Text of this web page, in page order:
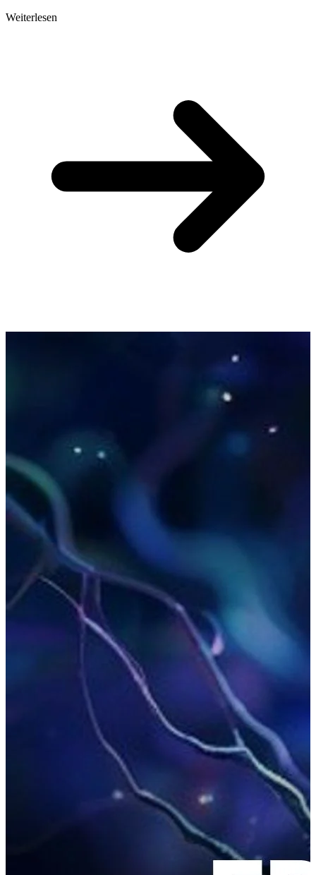
Weiterlesen